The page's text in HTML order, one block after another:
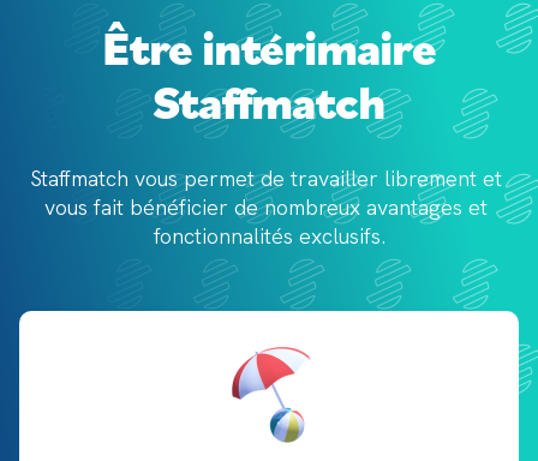
Être intérimaire
Staffmatch
Staffmatch vous permet de travailler librement et
vous fait bénéficier de nombreux avantages et
fonctionnalités exclusifs.